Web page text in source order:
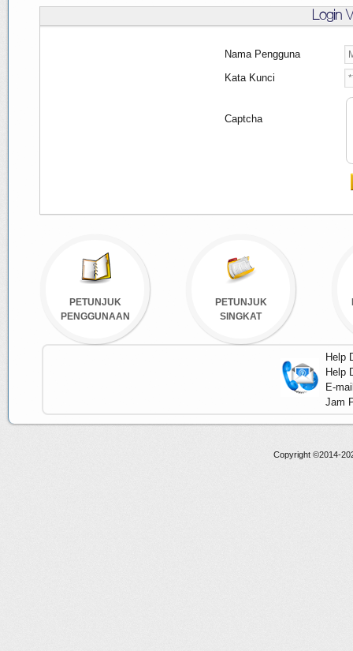
Login
Nama Pengguna
Kata Kunci
Captcha
PETUNJUK
PENGGUNAAN
PETUNJUK
SINGKAT
Help
Help
E-
Jam
Copyright ©2014-